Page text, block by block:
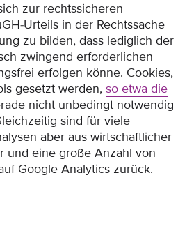
zur rechtssicheren
Urteils in der Rechtssache
zu bilden, dass lediglich der
zwingend erforderlichen
erfolgen könne. Cookies,
gesetzt werden, so etwa die
nicht unbedingt notwendig
sind für viele
aber aus wirtschaftlicher
und eine große Anzahl von
Google Analytics zurück.